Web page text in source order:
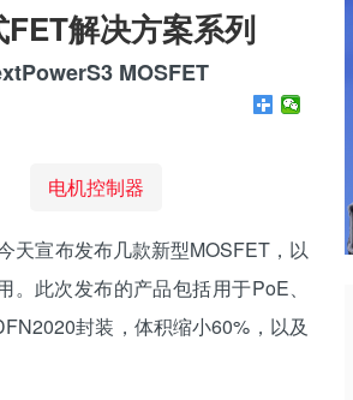
解决方案系列
MOSFET
电机控制器
天宣布发布几款新型MOSFET，以
此次发布的产品包括用于PoE、
封装，体积缩小60%，以及